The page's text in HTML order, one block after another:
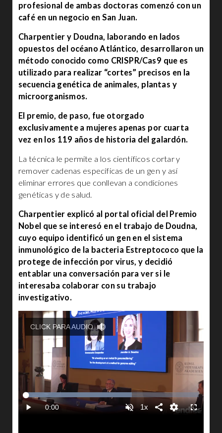
profesional de ambas doctoras comenzó con un
café en un negocio en San Juan.
Charpentier y Doudna, laborando en lados
opuestos del océano Atlántico, desarrollaron un
método conocido como CRISPR/Cas9 que es
utilizado para realizar “cortes” precisos en la
secuencia genética de animales, plantas y
microorganismos.
El premio, de paso, fue otorgado
exclusivamente a mujeres apenas por cuarta
vez en los 119 años de historia del galardón.
La técnica le permite a los científicos cortar y
remover cadenas específicas de un gen y así
eliminar errores que conllevan a condiciones
genéticas y de salud.
Charpentier explicó al portal oficial del Premio
Nobel que se interesó en el trabajo de Doudna,
cuyo equipo identificó un gen en el sistema
inmunológico de la bacteria Estreptococo que la
protege de infección por virus, y decidió
entablar una conversación para ver si le
interesaba colaborar con su trabajo
investigativo.